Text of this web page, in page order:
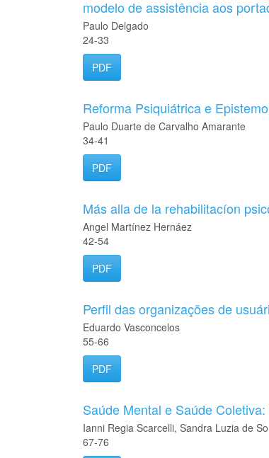
modelo de assistência aos
Paulo Delgado
24-33
PDF
Reforma Psiquiátrica e
Paulo Duarte de Carvalho Amarante
34-41
PDF
Más alla de la rehabilitacíon
Angel Martínez Hernáez
42-54
PDF
Perfil das organizações de
Eduardo Vasconcelos
55-66
PDF
Saúde Mental e Saúde
Ianni Regia Scarcelli, Sandra Luzia de
67-76